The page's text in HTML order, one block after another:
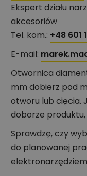
Ekspert działu
akcesoriów
Tel. kom.: +48 601
E-mail:
Otwornica
mm dobierz pod
otworu lub cięcia.
doborze
Sprawdzę, czy
do planowanej